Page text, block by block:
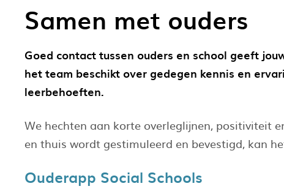
Samen met ouders
Goed contact tussen ouders en school geeft
het team beschikt over gedegen kennis en
leerbehoeften.
We hechten aan korte overleglijnen, positiviteit
en thuis wordt gestimuleerd en bevestigd, kan
Ouderapp Social Schools